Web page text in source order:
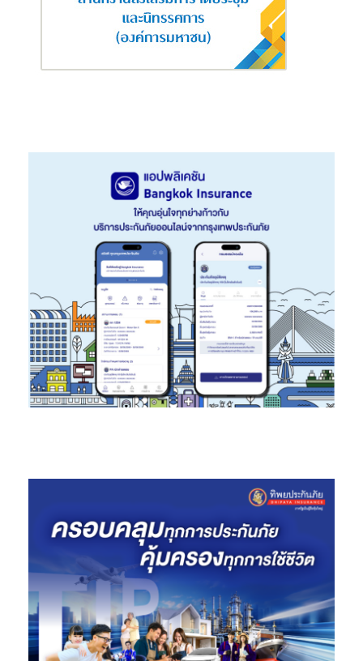
ช่วยให้ผู้ประกอบการในประเทศอินโดนีเซียสามารถปรับปรุง
กระบวนการทำงาน รวมถึงสามารถเข้าถึงบริการทางการเงิน
เพื่อสร้างความยั่งยืนในการทำธุรกิจได้มากขึ้น
Avaana Capitalกองทุน VC ด้านความยั่งยืนที่ใหญ่ที่สุดใน
ทรัพยากร การคมนาคมที่ยั่งยืน และการเกษตรที่เป็นมิตรกับสิ่ง
แวดล้อม การร่วมลงทุนกับ Avaana Capital ในครั้งนี้ จะทำให้
บีคอน วีซี สามารถขยายขอบเขตการลงทุนไปยังตลาดอินเดีย
ซึ่งเป็นหนึ่งในตลาดที่เติบโตเร็วที่สุด และเพิ่มความรู้ความเข้าใจ
ในการพัฒนาพลังงานสะอาด การคมนาคมที่เป็นมิตรต่อสิ่ง
แวดล้อม รวมถึงการเกษตรแบบยั่งยืน
ION Energy สตาร์ทอัพสัญชาติไทย ที่มุ่งเน้นการเข้าถึง
พลังงานสะอาดแบบครบวงจรได้ง่ายขึ้น โดยนำเสนอโซลูชั่นโซ
ลาร์เซลล์ ทั้งการลงทุนติดตั้งโซลาร์ฟรีผ่านสัญญาซื้อขาย
ไฟฟ้า และการรับเหมาและติดตั้งแผงโซลาร์สำหรับที่อยู่อาศัย
และการพาณิชย์ รวมถึงพัฒนา Application สำหรับการ
บริหาร ติดตาม การใช้พลังงานแสงอาทิตย์ และการชำระเงิน
ออนไลน์
(GGGI) เพื่อสนับสนุนการเติบโตของนวัตกรรมด้านเทคโนโลยีเพื่อ
รับมือกับการเปลี่ยนแปลงทางสภาพภูมิอากาศ และเตรียมความพร้อม
ให้สตาร์ทอัพการจัดกิจกรรม Climate Tech Connect และ Green
Gather เพื่อสร้างเครือข่ายผู้มีส่วนร่วมในระบบนิเวศ แบ่งปันความรู้
และความร่วมมือที่กระตุ้นผลกระทบเชิงบวกต่อสิ่งแวดล้อม รวมถึงการ
จัดเวิร์กช็อป ESG Essential Reporting เพื่อเสริมสร้างทักษะด้าน
ESG และทำการรายงานความยั่งยืนให้กับสตาร์ทอัพ ทั้งนี้ บีคอน วีซี ได้
สนับสนุนผู้ประกอบการสตรีในโครงการ Cartier Women’s
Initiative 2024 ตอกย้ำความมุ่งมั่นในการส่งเสริมความหลากหลาย
และความยั่งยืนในธุรกิจไทยและภูมิภาคอย่างต่อเนื่อง